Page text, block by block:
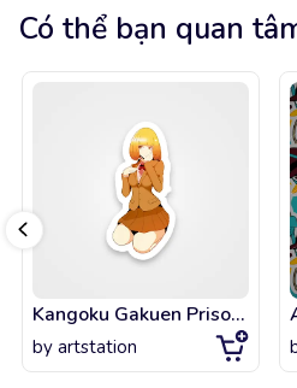
Có thể bạn quan
Kangoku Gakuen Prison School Anime
by artstation